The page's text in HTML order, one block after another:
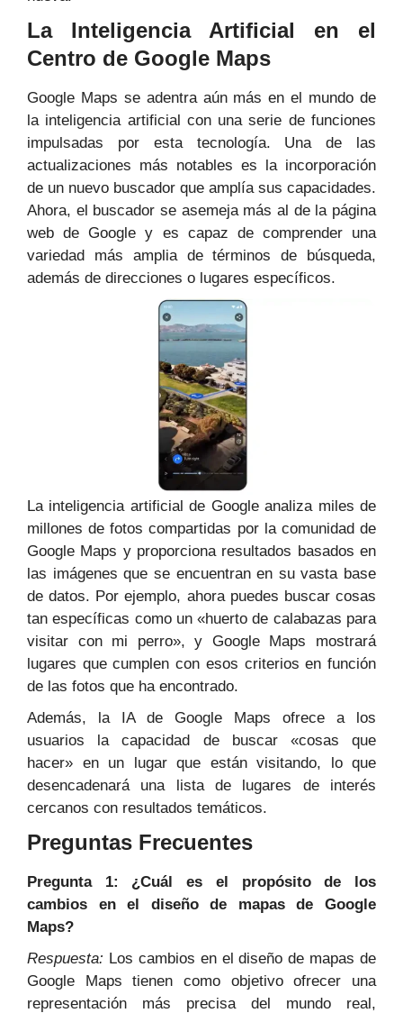
La Inteligencia Artificial en el
Centro de Google Maps
Google Maps se adentra aún más en el mundo de
la inteligencia artificial con una serie de funciones
impulsadas por esta tecnología. Una de las
actualizaciones más notables es la incorporación
de un nuevo buscador que amplía sus capacidades.
Ahora, el buscador se asemeja más al de la página
web de Google y es capaz de comprender una
variedad más amplia de términos de búsqueda,
además de direcciones o lugares específicos.
La inteligencia artificial de Google analiza miles de
millones de fotos compartidas por la comunidad de
Google Maps y proporciona resultados basados en
las imágenes que se encuentran en su vasta base
de datos. Por ejemplo, ahora puedes buscar cosas
tan específicas como un «huerto de calabazas para
visitar con mi perro», y Google Maps mostrará
lugares que cumplen con esos criterios en función
de las fotos que ha encontrado.
Además, la IA de Google Maps ofrece a los
usuarios la capacidad de buscar «cosas que
hacer» en un lugar que están visitando, lo que
desencadenará una lista de lugares de interés
cercanos con resultados temáticos.
Preguntas Frecuentes
Pregunta 1: ¿Cuál es el propósito de los
cambios en el diseño de mapas de Google
Maps?
Respuesta: Los cambios en el diseño de mapas de
Google Maps tienen como objetivo ofrecer una
representación más precisa del mundo real,